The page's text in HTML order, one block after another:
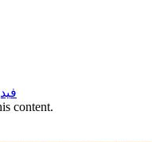
content.